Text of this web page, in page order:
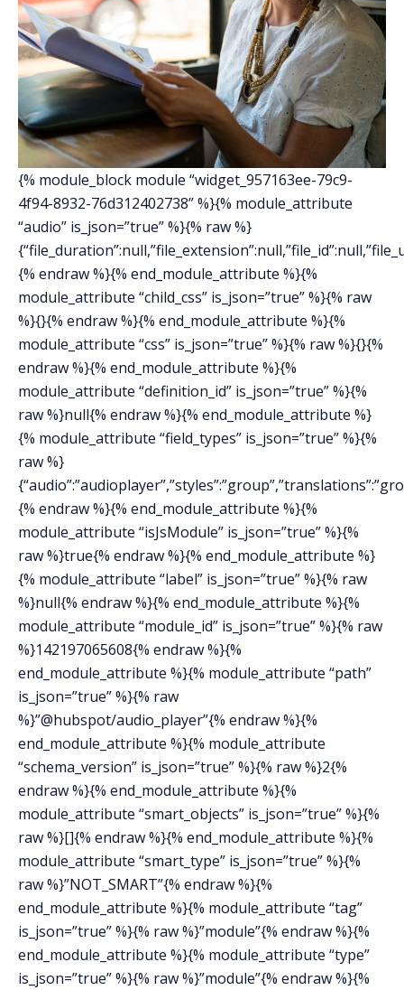
{% module_block module “widget_957163ee-79c9-
4f94-8932-76d312402738” %}{% module_attribute
“audio” is_json=”true” %}{% raw %}
{% endraw %}{% end_module_attribute %}{%
module_attribute “child_css” is_json=”true” %}{% raw
%}{}{% endraw %}{% end_module_attribute %}{%
module_attribute “css” is_json=”true” %}{% raw %}{}{%
endraw %}{% end_module_attribute %}{%
module_attribute “definition_id” is_json=”true” %}{%
raw %}null{% endraw %}{% end_module_attribute %}
{% module_attribute “field_types” is_json=”true” %}{%
raw %}
{% endraw %}{% end_module_attribute %}{%
module_attribute “isJsModule” is_json=”true” %}{%
raw %}true{% endraw %}{% end_module_attribute %}
{% module_attribute “label” is_json=”true” %}{% raw
%}null{% endraw %}{% end_module_attribute %}{%
module_attribute “module_id” is_json=”true” %}{% raw
%}142197065608{% endraw %}{%
end_module_attribute %}{% module_attribute “path”
is_json=”true” %}{% raw
%}”@hubspot/audio_player”{% endraw %}{%
end_module_attribute %}{% module_attribute
“schema_version” is_json=”true” %}{% raw %}2{%
endraw %}{% end_module_attribute %}{%
module_attribute “smart_objects” is_json=”true” %}{%
raw %}[]{% endraw %}{% end_module_attribute %}{%
module_attribute “smart_type” is_json=”true” %}{%
raw %}”NOT_SMART”{% endraw %}{%
end_module_attribute %}{% module_attribute “tag”
is_json=”true” %}{% raw %}”module”{% endraw %}{%
end_module_attribute %}{% module_attribute “type”
is_json=”true” %}{% raw %}”module”{% endraw %}{%